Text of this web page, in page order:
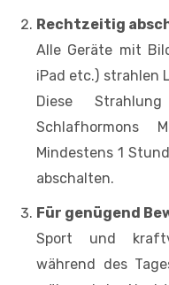
Rechtzeitig
Alle Geräte mit
iPad etc.) strahlen
Diese
Schlafhormons
Mindestens 1
abschalten.
Für genügend
Sport und
während des